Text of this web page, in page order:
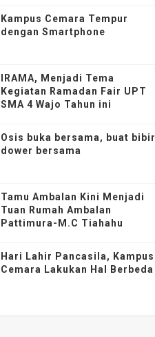
Kampus Cemara Tempur
dengan Smartphone
IRAMA, Menjadi Tema
Kegiatan Ramadan Fair UPT
SMA 4 Wajo Tahun ini
Osis buka bersama, buat bibir
dower bersama
Tamu Ambalan Kini Menjadi
Tuan Rumah Ambalan
Pattimura-M.C Tiahahu
Hari Lahir Pancasila, Kampus
Cemara Lakukan Hal Berbeda